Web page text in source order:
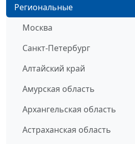
Региональные
Москва
Санкт-Петербург
Алтайский край
Амурская область
Архангельская область
Астраханская область